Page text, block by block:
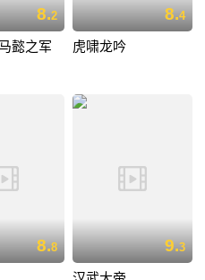
8.2
懿之军
8.4
虎啸龙吟
8.8 9.3